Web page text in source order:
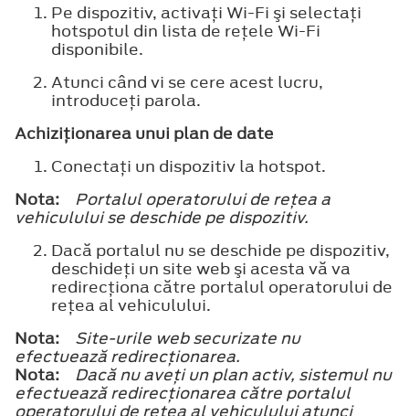
Pe dispozitiv, activaţi Wi-Fi şi selectaţi
hotspotul din lista de reţele Wi-Fi
disponibile.
Atunci când vi se cere acest lucru,
introduceţi parola.
Achiziţionarea unui plan de date
Conectaţi un dispozitiv la hotspot.
Nota:
Portalul operatorului de reţea a
vehiculului se deschide pe dispozitiv.
Dacă portalul nu se deschide pe dispozitiv,
deschideţi un site web şi acesta vă va
redirecţiona către portalul operatorului de
reţea al vehiculului.
Nota:
Site-urile web securizate nu
efectuează redirecţionarea.
Nota:
Dacă nu aveţi un plan activ, sistemul nu
efectuează redirecţionarea către portalul
operatorului de reţea al vehiculului atunci